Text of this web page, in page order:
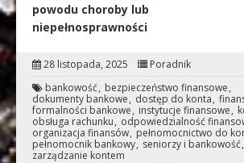
powodu choroby lub
niepełnosprawności
28 listopada, 2025 Poradnik
bankowość bezpieczeństwo finansowe
dokumenty bankowe
dostęp do konta
formalności bankowe
instytucje finansowe
obsługa rachunku
odpowiedzialność
organizacja finansów pełnomocnictwo do
pełnomocnik bankowy seniorzy i bankowość
zarządzanie kontem